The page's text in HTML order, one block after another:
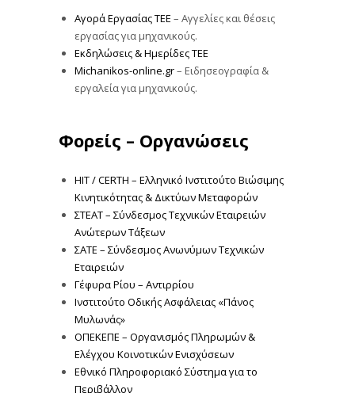
Αγορά Εργασίας ΤΕΕ – Αγγελίες και θέσεις
εργασίας για μηχανικούς.
Εκδηλώσεις & Ημερίδες ΤΕΕ
Michanikos-online.gr– Ειδησεογραφία &
εργαλεία για μηχανικούς.
Φορείς – Οργανώσεις
HIT / CERTH – Ελληνικό Ινστιτούτο Βιώσιμης
Κινητικότητας & Δικτύων Μεταφορών
ΣΤΕΑΤ – Σύνδεσμος Τεχνικών Εταιρειών
Ανώτερων Τάξεων
ΣΑΤΕ – Σύνδεσμος Ανωνύμων Τεχνικών
Εταιρειών
Γέφυρα Ρίου – Αντιρρίου
Ινστιτούτο Οδικής Ασφάλειας «Πάνος
Μυλωνάς»
ΟΠΕΚΕΠΕ – Οργανισμός Πληρωμών &
Ελέγχου Κοινοτικών Ενισχύσεων
Εθνικό Πληροφοριακό Σύστημα για το
Περιβάλλον